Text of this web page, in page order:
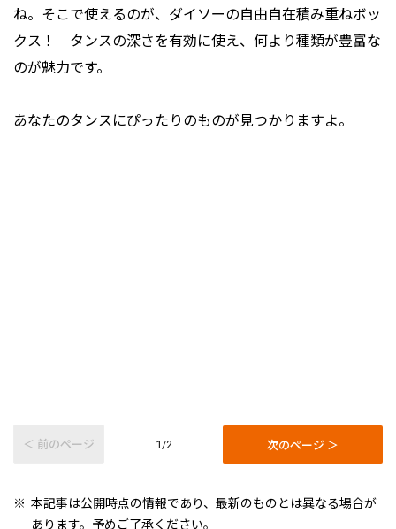
ね。そこで使えるのが、ダイソーの自由自在積み重ねボッ
クス！ タンスの深さを有効に使え、何より種類が豊富な
のが魅力です。
あなたのタンスにぴったりのものが見つかりますよ。
＜ 前のページ 1/2 次のページ ＞
本記事は公開時点の情報であり、最新のものとは異なる場合が
あります。予めご了承ください。